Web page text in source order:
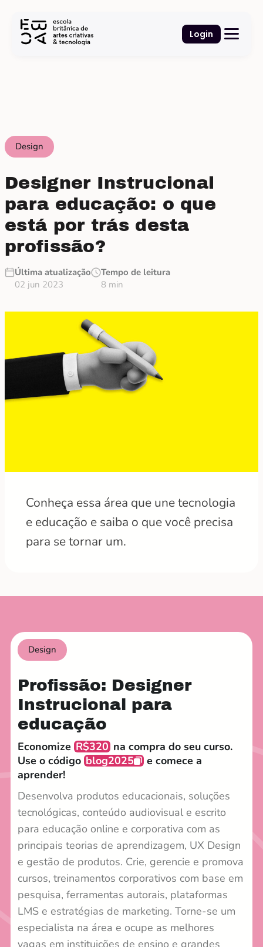
Login
Design
Designer Instrucional
para educação: o que
está por trás desta
profissão?
Última atualização
02 jun 2023
Tempo de leitura
8 min
Conheça essa área que une tecnologia
e educação e saiba o que você precisa
para se tornar um.
Design
Profissão: Designer
Instrucional para
educação
Economize R$320 na compra do seu curso.
Use o código blog2025
e comece a
aprender!
Desenvolva produtos educacionais, soluções
tecnológicas, conteúdo audiovisual e escrito
para educação online e corporativa com as
principais teorias de aprendizagem, UX Design
e gestão de produtos. Crie, gerencie e promova
cursos, treinamentos corporativos com base em
pesquisa, ferramentas autorais, plataformas
LMS e estratégias de marketing. Torne-se um
especialista na área e ocupe as melhores